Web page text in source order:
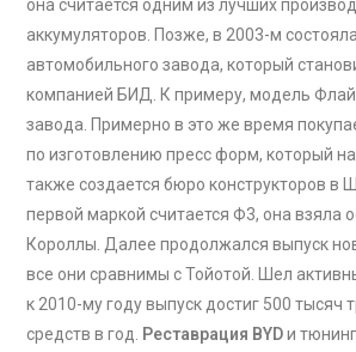
она считается одним из лучших
аккумуляторов. Позже, в 2003-м
автомобильного завода, который
компанией БИД. К примеру, модель
завода. Примерно в это же время
по изготовлению пресс форм, который
также создается бюро конструкторов в
первой маркой считается Ф3, она взяла
Короллы. Далее продолжался выпуск
все они сравнимы с Тойотой. Шел
к 2010-му году выпуск достиг 500 тысяч
средств в год. Реставрация BYDи